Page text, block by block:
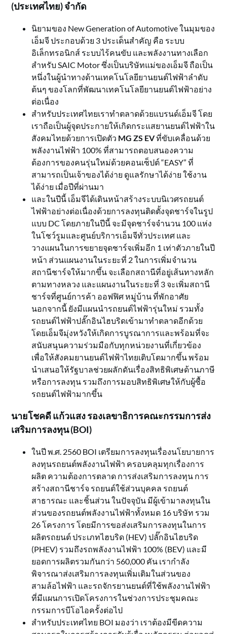
(ประเทศไทย) จำกัด
นิยามของ New Generation of Automotive ในมุมของ
เอ็มจี ประกอบด้วย 3 ประเด็นสำคัญ คือ ระบบ
อิเล็กทรอนิกส์ ระบบไร้คนขับ และพลังงานทางเลือก
สำหรับ SAIC Motor ซึ่งเป็นบริษัทแม่ของเอ็มจี ถือเป็น
หนึ่งในผู้นำทางด้านเทคโนโลยียานยนต์ไฟฟ้าลำดับ
ต้นๆ ของโลกที่พัฒนาเทคโนโลยียานยนต์ไฟฟ้าอย่าง
ต่อเนื่อง
สำหรับประเทศไทยเราทำตลาดด้วยแบรนด์เอ็มจี โดย
เราถือเป็นผู้จุดประกายให้เกิดกระแสยานยนต์ไฟฟ้าใน
สังคมไทยด้วยการเปิดตัว MG ZS EVที่ขับเคลื่อนด้วย
พลังงานไฟฟ้า 100% ที่สามารถตอบสนองความ
ต้องการของคนรุ่นใหม่ด้วยคอนเซ็ปต์ “EASY” ที่
สามารถเป็นเจ้าของได้ง่าย ดูแลรักษาได้ง่าย ใช้งาน
ได้ง่าย เมื่อปีที่ผ่านมา
และในปีนี้ เอ็มจีได้เดินหน้าสร้างระบบนิเวศรถยนต์
ไฟฟ้าอย่างต่อเนื่องด้วยการลงทุนติดตั้งจุดชาร์จในรูป
แบบ DC โดยภายในปีนี้ จะมีจุดชาร์จจำนวน 100 แห่ง
ในโชว์รูมและศูนย์บริการเอ็มจีทั่วประเทศ และ
วางแผนในการขยายจุดชาร์จเพิ่มอีก 1 เท่าตัวภายในปี
หน้า ส่วนแผนงานในระยะที่ 2 ในการเพิ่มจำนวน
สถานีชาร์จให้มากขึ้น จะเลือกสถานีที่อยู่เส้นทางหลัก
ตามทางหลวง และแผนงานในระยะที่ 3 จะเพิ่มสถานี
ชาร์จที่ศูนย์การค้า ออฟฟิศ หมู่บ้าน ที่พักอาศัย
นอกจากนี้ ยังมีแผนนำรถยนต์ไฟฟ้ารุ่นใหม่ รวมทั้ง
รถยนต์ไฟฟ้าปลั๊กอินไฮบริดเข้ามาทำตลาดอีกด้วย
โดยเอ็มจีมุ่งหวังให้เกิดการบูรณาการและพร้อมที่จะ
สนับสนุนความร่วมมือกับทุกหน่วยงานที่เกี่ยวข้อง
เพื่อให้สังคมยานยนต์ไฟฟ้าไทยเติบโตมากขึ้น พร้อม
นำเสนอให้รัฐบาลช่วยผลักดันเรื่องสิทธิพิเศษด้านภาษี
หรือการลงทุน รวมถึงการมอบสิทธิพิเศษให้กับผู้ซื้อ
รถยนต์ไฟฟ้ามากขึ้น
นายโชคดี แก้วแสง รองเลขาธิการคณะกรรมการส่ง
เสริมการลงทุน (BOI)
ในปี พ.ศ. 2560 BOI เตรียมการลงทุนเรื่องนโยบายการ
ลงทุนรถยนต์พลังงานไฟฟ้า ครอบคลุมทุกเรื่องการ
ผลิต ความต้องการตลาด การส่งเสริมการลงทุน การ
สร้างสถานีชาร์จ รถยนต์ใช้ส่วนบุคคล รถยนต์
สาธารณะ และชิ้นส่วน ในปัจจุบัน มีผู้เข้ามาลงทุนใน
ส่วนของรถยนต์พลังงานไฟฟ้าทั้งหมด 16 บริษัท รวม
26 โครงการ โดยมีการขอส่งเสริมการลงทุนในการ
ผลิตรถยนต์ ประเภทไฮบริด (HEV) ปลั๊กอินไฮบริด
(PHEV) รวมถึงรถพลังงานไฟฟ้า 100% (BEV) และมี
ยอดการผลิตรวมกันกว่า 560,000 คัน เรากำลัง
พิจารณาส่งเสริมการลงทุนเพิ่มเติมในส่วนของ
สามล้อไฟฟ้า และรถจักรยานยนต์ที่ใช้พลังงานไฟฟ้า
ที่มีแผนการเปิดโครงการในช่วงการประชุมคณะ
กรรมการบีโอไอครั้งต่อไป
สำหรับประเทศไทย BOI มองว่า เราต้องมีขีดความ